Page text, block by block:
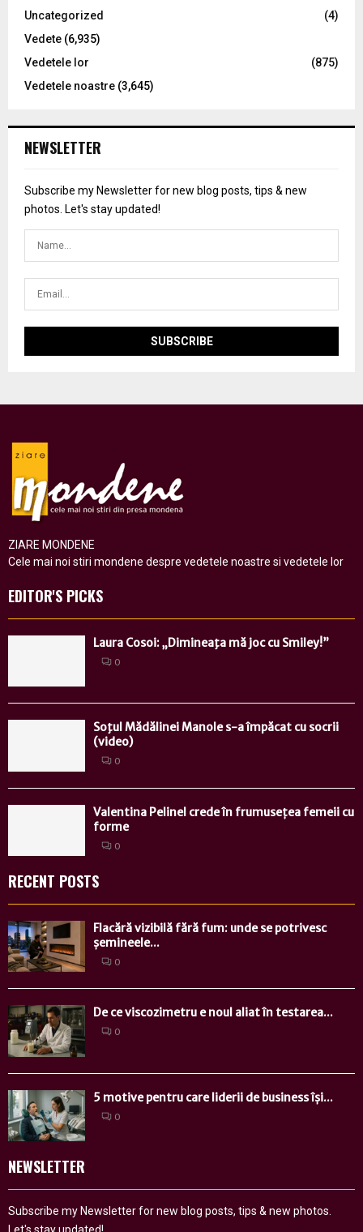
Uncategorized
(4)
Vedete (6,935)
Vedetele lor
(875)
Vedetele noastre (3,645)
NEWSLETTER
Subscribe my Newsletter for new blog posts, tips & new
photos. Let's stay updated!
ZIARE MONDENE
Cele mai noi stiri mondene despre vedetele noastre si vedetele lor
EDITOR'S PICKS
Laura Cosoi: „Dimineaţa mă joc cu Smiley!”
0
Soţul Mădălinei Manole s-a împăcat cu socrii
(video)
0
Valentina Pelinel crede în frumusețea femeii cu
forme
0
RECENT POSTS
Flacără vizibilă fără fum: unde se potrivesc
șemineele...
0
De ce viscozimetru e noul aliat în testarea...
0
5 motive pentru care liderii de business își...
0
NEWSLETTER
Subscribe my Newsletter for new blog posts, tips & new photos.